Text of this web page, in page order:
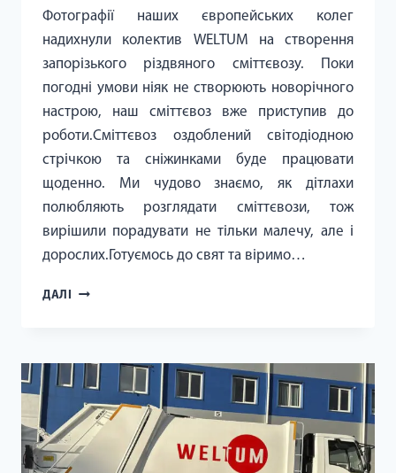
Фотографії наших європейських колег
надихнули колектив WELTUM на створення
запорізького різдвяного сміттєвозу. Поки
погодні умови ніяк не створюють новорічного
настрою, наш сміттєвоз вже приступив до
роботи.Сміттєвоз оздоблений світодіодною
стрічкою та сніжинками буде працювати
щоденно. Ми чудово знаємо, як дітлахи
полюбляють розглядати сміттєвози, тож
вирішили порадувати не тільки малечу, але і
дорослих.Готуємось до свят та віримо…
ДАЛІ
ЗУСТРІЧАЙТЕ